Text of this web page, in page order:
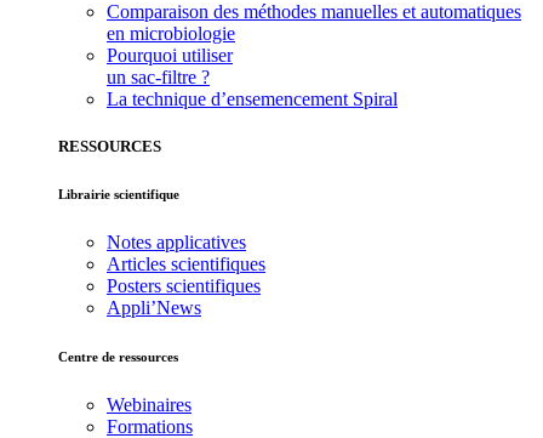
Comparaison des méthodes manuelles et automatiques
en microbiologie
Pourquoi utiliser
un sac-filtre ?
La technique d’ensemencement Spiral
RESSOURCES
Librairie scientifique
Notes applicatives
Articles scientifiques
Posters scientifiques
Appli’News
Centre de ressources
Webinaires
Formations